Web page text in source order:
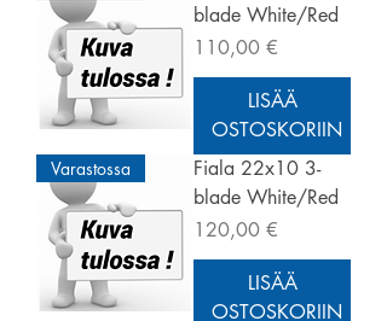
blade White/Red
Hinta
110,00 €
LISÄÄ
OSTOSKORIIN
Varastossa
Fiala 22x10 3-
blade White/Red
Hinta
120,00 €
LISÄÄ
OSTOSKORIIN